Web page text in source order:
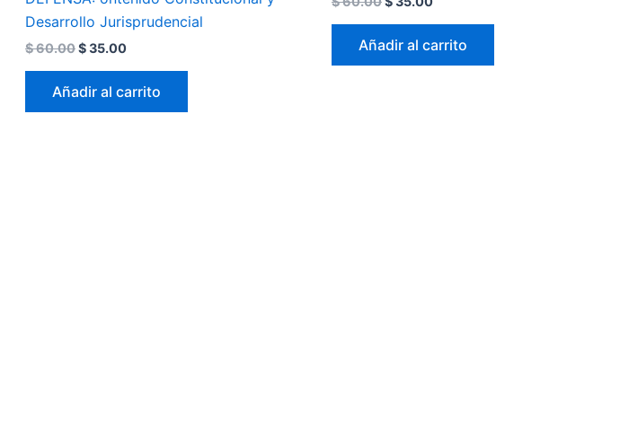
Desarrollo Jurisprudencial
$60.00$35.00
Añadir al carrito
Añadir al carrito